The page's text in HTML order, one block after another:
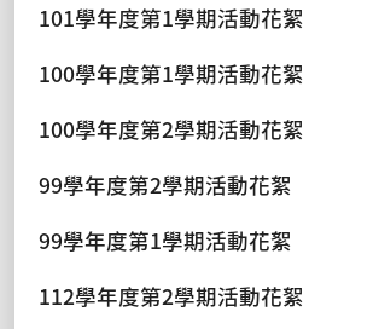
101學年度第1學期活動花絮
100學年度第1學期活動花絮
100學年度第2學期活動花絮
99學年度第2學期活動花絮
99學年度第1學期活動花絮
112學年度第2學期活動花絮